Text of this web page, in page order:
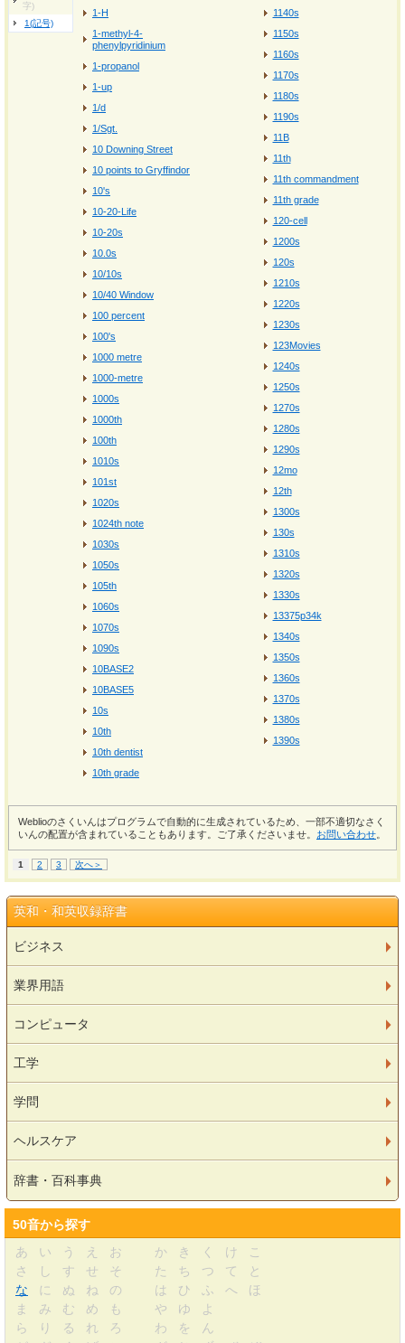
字)
1(記号)
1-H
1-methyl-4-
phenylpyridinium
1-propanol
1-up
1/d
1/Sgt.
10 Downing Street
10 points to Gryffindor
10's
10-20-Life
10-20s
10.0s
10/10s
10/40 Window
100 percent
100's
1000 metre
1000-metre
1000s
1000th
100th
1010s
101st
1020s
1024th note
1030s
1050s
105th
1060s
1070s
1090s
10BASE2
10BASE5
10s
10th
10th dentist
10th grade
1140s
1150s
1160s
1170s
1180s
1190s
11B
11th
11th commandment
11th grade
120-cell
1200s
120s
1210s
1220s
1230s
123Movies
1240s
1250s
1270s
1280s
1290s
12mo
12th
1300s
130s
1310s
1320s
1330s
13375p34k
1340s
1350s
1360s
1370s
1380s
1390s
Weblioのさくいんはプログラムで自動的に生成されているため、一部不適切なさく
いんの配置が含まれていることもあります。ご了承くださいませ。 お問い合わせ
1 2 3 次へ＞
英和・和英収録辞書
ビジネス
業界用語
コンピュータ
工学
学問
ヘルスケア
辞書・百科事典
50音から探す
あ
い う え お か き く け
こ
さ
し す せ そ た ち つ て
と
な
に ぬ ね の は ひ ふ へ
ほ
ま
み む め も や ゆ
よ
ら
り る れ ろ わ を
ん